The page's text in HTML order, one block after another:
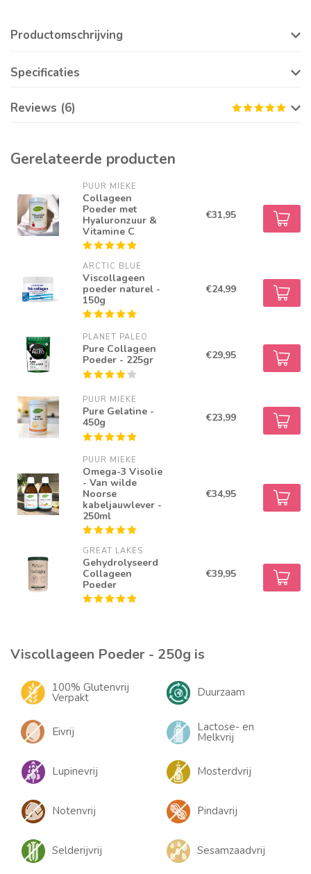
Productomschrijving
Specificaties
Reviews (6)
Gerelateerde producten
PUUR MIEKE
Collageen
Poeder met
Hyaluronzuur &
Vitamine C
€31,95
ARCTIC BLUE
Viscollageen
poeder naturel -
150g
€24,99
PLANET PALEO
Pure Collageen
Poeder - 225gr
€29,95
PUUR MIEKE
Pure Gelatine -
450g
€23,99
PUUR MIEKE
Omega-3 Visolie
- Van wilde
Noorse
kabeljauwlever -
250ml
€34,95
GREAT LAKES
Gehydrolyseerd
Collageen
Poeder
€39,95
Viscollageen Poeder - 250g is
100% Glutenvrij
Verpakt Duurzaam
Eivrij Lactose- en
Melkvrij
Lupinevrij Mosterdvrij
Notenvrij Pindavrij
Selderijvrij Sesamzaadvrij